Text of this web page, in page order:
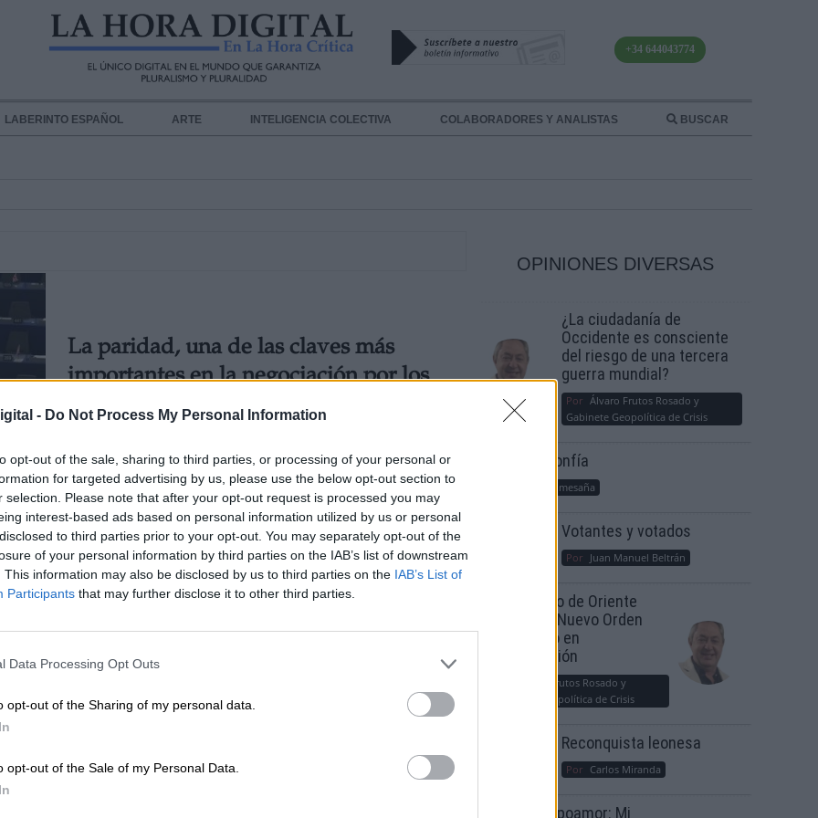
- Do Not Process My Personal Information
opt-out of the sale, sharing to third parties, or processing of your personal or
for targeted advertising by us, please use the below opt-out section to
selection. Please note that after your opt-out request is processed you may
interest-based ads based on personal information utilized by us or personal
to third parties prior to your opt-out. You may separately opt-out of the
of your personal information by third parties on the IAB’s list of downstream
This information may also be disclosed by us to third parties on the IAB’s List of
Participants that may further disclose it to other third parties.
Data Processing Opt Outs
opt-out of the Sharing of my personal data.
opt-out of the Sale of my Personal Data.
+34 644043774
LABERINTO ESPAÑOL ARTE INTELIGENCIA COLECTIVA COLABORADORES Y ANALISTAS BUSCAR
La paridad, una de las claves más
importantes en la negociación por los
cargos de la UE
miércoles, 29 de mayo de 2019
PorLa Hora Digital
jueves, 20 de junio de 2019
OPINIONES DIVERSAS
¿La ciudadanía de
Occidente es consciente
del riesgo de una tercera
guerra mundial?
Por Álvaro Frutos Rosado y
Gabinete Geopolítica de Crisis
Suelta y confía
María Comesaña
Votantes y votados
Por Juan Manuel Beltrán
El Conflicto de Oriente
Medio: Un Nuevo Orden
Autoritario en
Construcción
Álvaro Frutos Rosado y
Gabinete Geopolítica de Crisis
Reconquista leonesa
Por Carlos Miranda
Clara Campoamor: Mi